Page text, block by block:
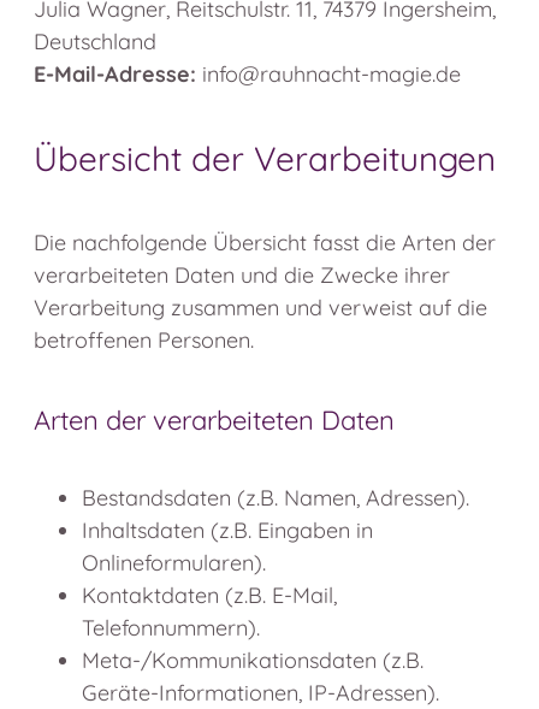
Julia Wagner, Reitschulstr. 11, 74379 Ingersheim,
Deutschland
E-Mail-Adresse: info@rauhnacht-magie.de
Übersicht der Verarbeitungen
Die nachfolgende Übersicht fasst die Arten der
verarbeiteten Daten und die Zwecke ihrer
Verarbeitung zusammen und verweist auf die
betroffenen Personen.
Arten der verarbeiteten Daten
Bestandsdaten (z.B. Namen, Adressen).
Inhaltsdaten (z.B. Eingaben in
Onlineformularen).
Kontaktdaten (z.B. E-Mail,
Telefonnummern).
Meta-/Kommunikationsdaten (z.B.
Geräte-Informationen, IP-Adressen).